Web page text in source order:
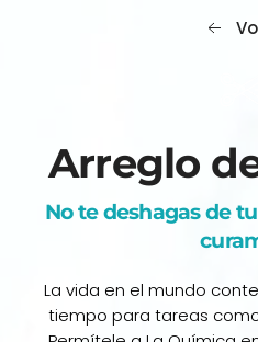
Arreglo
No te deshagas de
La vida en el mundo
tiempo para tareas